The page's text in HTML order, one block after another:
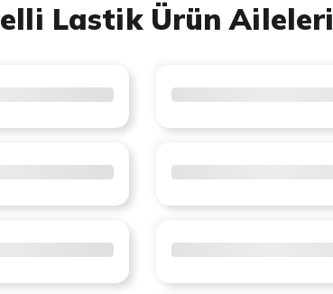
Lastik Ürün Aileleri